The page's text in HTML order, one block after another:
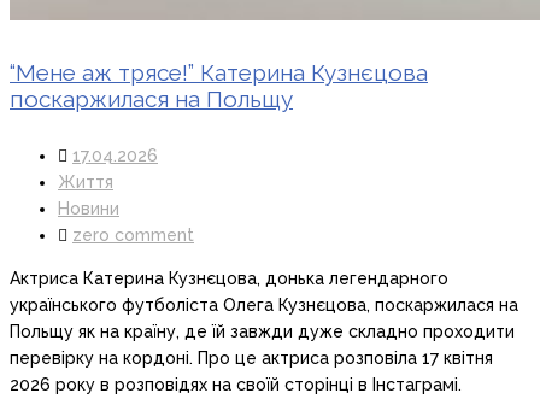
“Мене аж трясе!” Катерина Кузнєцова
поскаржилася на Польщу
17.04.2026
Життя
Новини
zero comment
Актриса Катерина Кузнєцова, донька легендарного
українського футболіста Олега Кузнєцова, поскаржилася на
Польщу як на країну, де їй завжди дуже складно проходити
перевірку на кордоні. Про це актриса розповіла 17 квітня
2026 року в розповідях на своїй сторінці в Інстаграмі.